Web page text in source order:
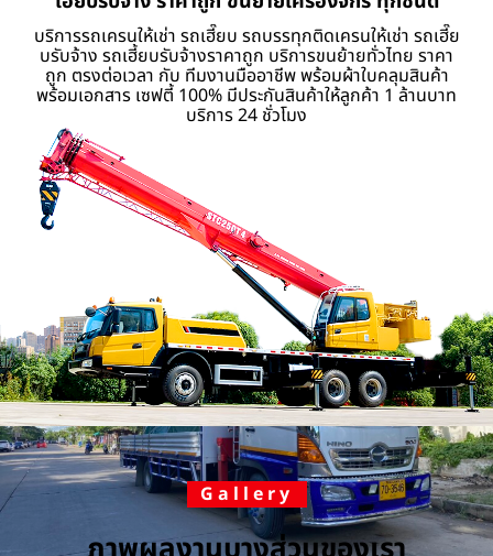
บริการรถเครนให้เช่า รถเฮี๊ยบ รถบรรทุกติดเครนให้เช่า รถเฮี๊ย
บรับจ้าง รถเฮี้ยบรับจ้างราคาถูก บริการขนย้ายทั่วไทย ราคา
ถูก ตรงต่อเวลา กับ ทีมงานมืออาชีพ พร้อมผ้าใบคลุมสินค้า
พร้อมเอกสาร เซฟตี้ 100% มีประกันสินค้าให้ลูกค้า 1 ล้านบาท
บริการ 24 ชั่วโมง
Gallery